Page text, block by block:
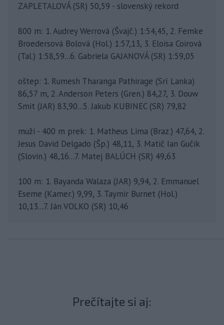
ZAPLETALOVÁ (SR) 50,59 - slovenský rekord
800 m: 1. Audrey Werrová (Švajč.) 1:54,45, 2. Femke
Broedersová Bolová (Hol.) 1:57,13, 3. Eloisa Coirová
(Tal.) 1:58,59...6. Gabriela GAJANOVÁ (SR) 1:59,05
oštep: 1. Rumesh Tharanga Pathirage (Srí Lanka)
86,57 m, 2. Anderson Peters (Gren.) 84,27, 3. Douw
Smit (JAR) 83,90...5. Jakub KUBINEC (SR) 79,82
muži - 400 m prek: 1. Matheus Lima (Braz.) 47,64, 2.
Jesus David Delgado (Šp.) 48,11, 3. Matič Ian Gučik
(Slovin.) 48,16...7. Matej BALÚCH (SR) 49,63
100 m: 1. Bayanda Walaza (JAR) 9,94, 2. Emmanuel
Eseme (Kamer.) 9,99, 3. Taymir Burnet (Hol.)
10,13...7. Ján VOLKO (SR) 10,46
Prečítajte si aj: